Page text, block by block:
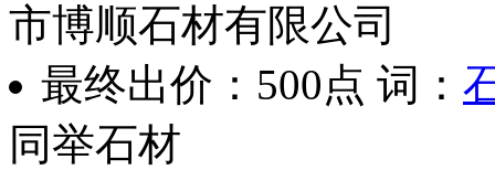
市博顺石材有限公司
最终出价： 500点 词：
同举石材